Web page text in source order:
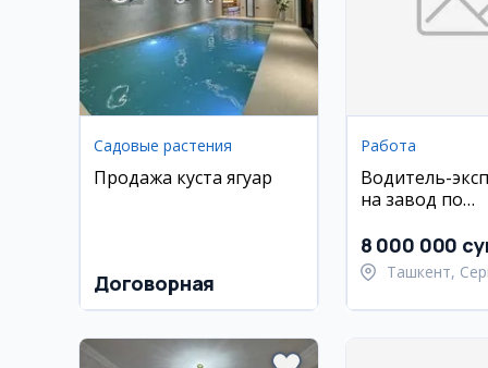
Садовые растения
Продажа куста ягуар
Договорная
Работа
Водитель-
на завод по
8 000 000
Ташкент,